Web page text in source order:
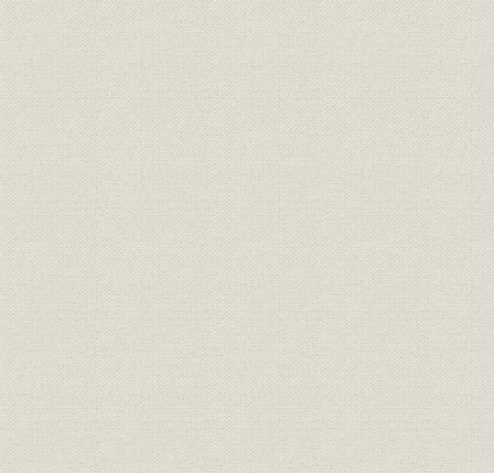
設備
事業の拡大・発展と戦時下の経
営 1917●大正6年→昭和20年
●1945
昭和6年
(1945年)